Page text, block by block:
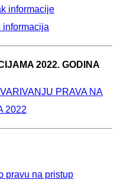
informacije
informacija
2022. GODINA
PRAVA NA
2022
pravu na pristup